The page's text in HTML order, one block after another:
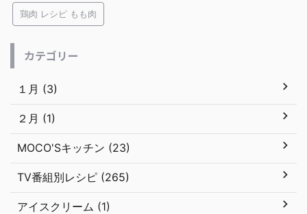
鶏肉 レシピ もも肉
カテゴリー
１月 (3)
２月 (1)
MOCO'Sキッチン (23)
TV番組別レシピ (265)
アイスクリーム (1)